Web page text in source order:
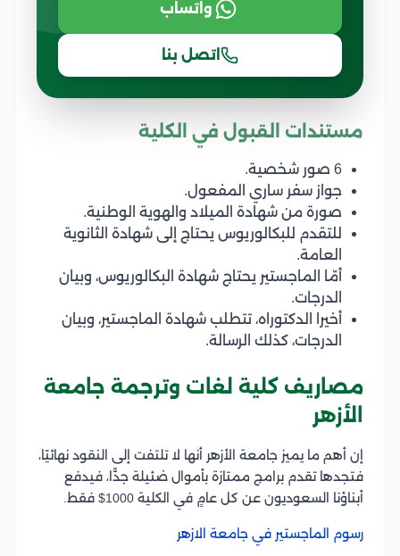
واتساب
اتصل بنا
مستندات القبول في الكلية
6 صور شخصية.
جواز سفر ساري المفعول.
صورة من شهادة الميلاد والهوية الوطنية.
للتقدم للبكالوريوس يحتاج إلى شهادة الثانوية
العامة.
أمّا الماجستير يحتاج شهادة البكالوريوس، وبيان
الدرجات.
أخيرا الدكتوراه، تتطلب شهادة الماجستير، وبيان
الدرجات، كذلك الرسالة.
مصاريف كلية لغات وترجمة جامعة
الأزهر
إن أهم ما يميز جامعة الأزهر أنها لا تلتفت إلى النقود نهائيًا،
فتجدها تقدم برامج ممتازة بأموال ضئيلة جدًّا، فيدفع
أبناؤنا السعوديون عن كل عامٍ في الكلية 1000$ فقط.
رسوم الماجستير في جامعة الازهر